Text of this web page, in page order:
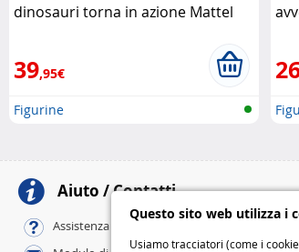
Questo sito web utilizza i
Usiamo tracciatori (come i
dinosauri torna in azione Mattel
39,95€
Figurine
Aiuto / Contatti
Assistenza online / FAQ